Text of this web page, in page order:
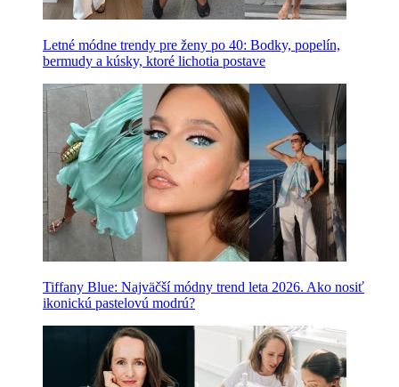
Letné módne trendy pre ženy po 40: Bodky, popelín,
bermudy a kúsky, ktoré lichotia postave
Tiffany Blue: Najväčší módny trend leta 2026. Ako nosiť
ikonickú pastelovú modrú?